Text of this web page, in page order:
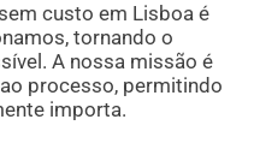
custo em Lisboa é
tornando o
A nossa missão é
processo, permitindo
importa.